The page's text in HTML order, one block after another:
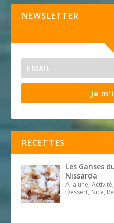
NEWSLETTER
Je
RECETTES
Les Ganses
Nissarda
A la une,
Dessert, Nice,